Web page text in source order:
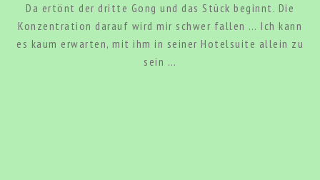
Da ertönt der dritte Gong und das Stück beginnt. Die
Konzentration darauf wird mir schwer fallen … Ich kann
es kaum erwarten, mit ihm in seiner Hotelsuite allein zu
sein …